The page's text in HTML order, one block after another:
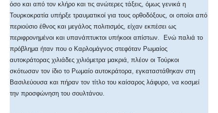
όσο και από τον κλήρο και τις ανώτερες τάξεις, όμως γενικά η
Τουρκοκρατία υπήρξε τραυματικοί για τους ορθοδόξους, οι οποίοι από
περιούσιο έθνος και μεγάλος πολιτισμός, είχαν εκπέσει ως
περιφρονημένοι και υπανάπτυκτοι υπήκοοι απίστων. Ενώ παλιά το
πρόβλημα ήταν που ο Καρλομάγνος στεφόταν Ρωμαίος
αυτοκράτορας χιλιάδες χιλιόμετρα μακριά, πλέον οι Τούρκοι
σκότωσαν τον ίδιο το Ρωμαίο αυτοκράτορα, εγκαταστάθηκαν στη
Βασιλεύουσα και πήραν τον τίτλο του καίσαρος λάφυρο, να κοσμεί
την προσφώνηση του σουλτάνου.